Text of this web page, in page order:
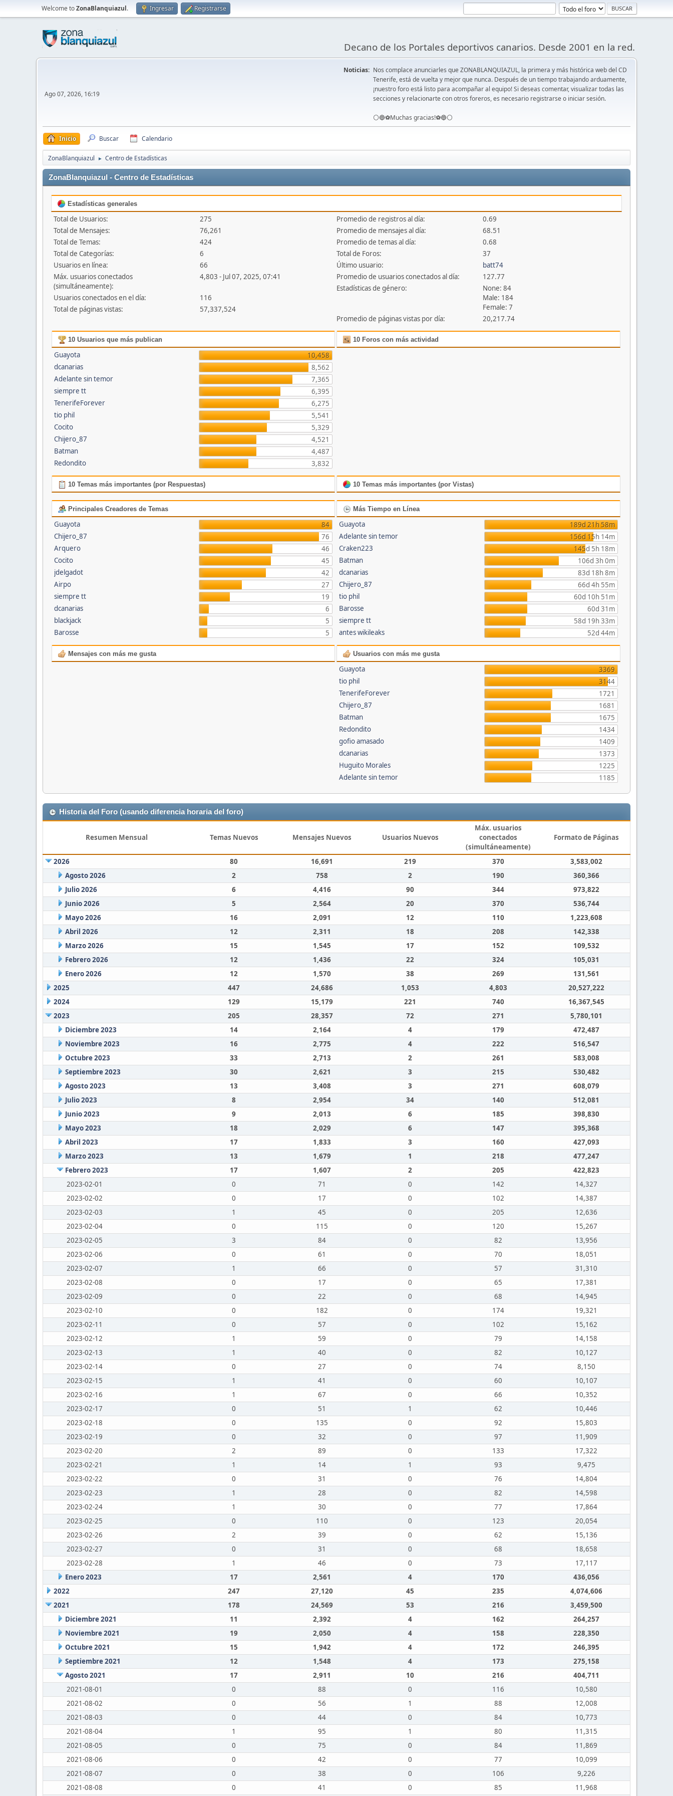
Welcome toZonaBlanquiazul. Ingresar Registrarse
Decano de los Portales deportivos canarios. Desde 2001 en la red.
Ago 07, 2026, 16:19
Noticias: Nos complace anunciarles que ZONABLANQUIAZUL, la primera y más histórica web del CD
Tenerife, está de vuelta y mejor que nunca. Después de un tiempo trabajando arduamente,
¡nuestro foro está listo para acompañar al equipo! Si deseas comentar, visualizar todas las
secciones y relacionarte con otros foreros, es necesario registrarse o iniciar sesión.
⚪️🔵⚽️Muchas gracias!⚽️🔵⚪️
Inicio Buscar Calendario
ZonaBlanquiazul ► Centro de Estadísticas
ZonaBlanquiazul - Centro de Estadísticas
Estadísticas generales
Total de Usuarios:
275
Total de Mensajes:
76,261
Total de Temas:
424
Total de Categorías:
6
Usuarios en línea:
66
Máx. usuarios conectados
(simultáneamente):
4,803 - Jul 07, 2025, 07:41
Usuarios conectados en el día:
116
Total de páginas vistas:
57,337,524
Promedio de registros al día:
0.69
Promedio de mensajes al día:
68.51
Promedio de temas al día:
0.68
Total de Foros:
37
Último usuario:
batt74
Promedio de usuarios conectados al día:
127.77
Estadísticas de género:
None: 84
Male: 184
Female: 7
Promedio de páginas vistas por día:
20,217.74
10 Usuarios que más publican
Guayota
10,458
dcanarias
8,562
Adelante sin temor
7,365
siempre tt
6,395
TenerifeForever
6,275
tio phil
5,541
Cocito
5,329
Chijero_87
4,521
Batman
4,487
Redondito
3,832
10 Foros con más actividad
10 Temas más importantes (por Respuestas) 10 Temas más importantes (por Vistas)
Principales Creadores de Temas
Guayota
84
Chijero_87
76
Arquero
46
Cocito
45
jdelgadot
42
Airpo
27
siempre tt
19
dcanarias
6
blackjack
5
Barosse
5
Más Tiempo en Línea
Guayota
189d 21h 58m
Adelante sin temor
156d 15h 14m
Craken223
145d 5h 18m
Batman
106d 3h 0m
dcanarias
83d 18h 8m
Chijero_87
66d 4h 55m
tio phil
60d 10h 51m
Barosse
60d 31m
siempre tt
58d 19h 33m
antes wikileaks
52d 44m
Mensajes con más me gusta Usuarios con más me gusta
Guayota
3369
tio phil
3144
TenerifeForever
1721
Chijero_87
1681
Batman
1675
Redondito
1434
gofio amasado
1409
dcanarias
1373
Huguito Morales
1225
Adelante sin temor
1185
Historia del Foro (usando diferencia horaria del foro)
Resumen Mensual Temas Nuevos Mensajes Nuevos Usuarios Nuevos
Máx. usuarios
conectados
(simultáneamente)
Formato de Páginas
2026 80 16,691 219 370
3,583,002
Agosto 2026
2 758 2 190
360,366
Julio 2026
6 4,416 90 344
973,822
Junio 2026
5 2,564 20 370
536,744
Mayo 2026
16 2,091 12 110
1,223,608
Abril 2026
12 2,311 18 208
142,338
Marzo 2026
15 1,545 17 152
109,532
Febrero 2026
12 1,436 22 324
105,031
Enero 2026
12 1,570 38 269
131,561
2025
447 24,686 1,053 4,803
20,527,222
2024
129 15,179 221 740
16,367,545
2023
205 28,357 72 271
5,780,101
Diciembre 2023
14 2,164 4 179
472,487
Noviembre 2023
16 2,775 4 222
516,547
Octubre 2023
33 2,713 2 261
583,008
Septiembre 2023
30 2,621 3 215
530,482
Agosto 2023
13 3,408 3 271
608,079
Julio 2023
8 2,954 34 140
512,081
Junio 2023
9 2,013 6 185
398,830
Mayo 2023
18 2,029 6 147
395,368
Abril 2023
17 1,833 3 160
427,093
Marzo 2023
13 1,679 1 218
477,247
Febrero 2023
17 1,607 2 205
422,823
2023-02-01
0 71 0 142
14,327
2023-02-02
0 17 0 102
14,387
2023-02-03
1 45 0 205
12,636
2023-02-04
0 115 0 120
15,267
2023-02-05
3 84 0 82
13,956
2023-02-06
0 61 0 70
18,051
2023-02-07
1 66 0 57
31,310
2023-02-08
0 17 0 65
17,381
2023-02-09
0 22 0 68
14,945
2023-02-10
0 182 0 174
19,321
2023-02-11
0 57 0 102
15,162
2023-02-12
1 59 0 79
14,158
2023-02-13
1 40 0 82
10,127
2023-02-14
0 27 0 74
8,150
2023-02-15
1 41 0 60
10,107
2023-02-16
1 67 0 66
10,352
2023-02-17
0 51 1 62
10,446
2023-02-18
0 135 0 92
15,803
2023-02-19
0 32 0 97
11,909
2023-02-20
2 89 0 133
17,322
2023-02-21
1 14 1 93
9,475
2023-02-22
0 31 0 76
14,804
2023-02-23
1 28 0 82
14,598
2023-02-24
1 30 0 77
17,864
2023-02-25
0 110 0 123
20,054
2023-02-26
2 39 0 62
15,136
2023-02-27
0 31 0 68
18,658
2023-02-28
1 46 0 73
17,117
Enero 2023
17 2,561 4 170
436,056
2022
247 27,120 45 235
4,074,606
2021
178 24,569 53 216
3,459,500
Diciembre 2021
11 2,392 4 162
264,257
Noviembre 2021
19 2,050 4 158
228,350
Octubre 2021
15 1,942 4 172
246,395
Septiembre 2021
12 1,548 4 173
275,158
Agosto 2021
17 2,911 10 216
404,711
2021-08-01
0 88 0 116
10,580
2021-08-02
0 56 1 88
12,008
2021-08-03
0 44 0 84
10,773
2021-08-04
1 95 1 80
11,315
2021-08-05
0 75 0 84
11,869
2021-08-06
0 42 0 77
10,099
2021-08-07
0 38 0 106
9,226
2021-08-08
0 41 0 85 11,968